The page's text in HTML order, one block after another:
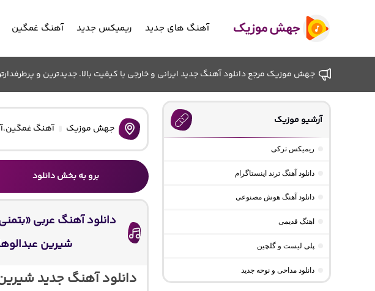
آهنگ های جدید ریمیکس جدید آهنگ غمگین
جهش موزیک مرجع دانلود آهنگ جدید ایرانی و خارجی با کیفیت بالا. جدیدترین و
جهش موزیک آهنگ غمگین،
برو به بخش دانلود
دانلود آهنگ عربی
شیرین
دانلود آهنگ جدید
آرشیو موزیک
ریمیکس ترکی
دانلود آهنگ ترند اینستاگرام
دانلود آهنگ هوش مصنوعی
اهنگ قدیمی
پلی لیست و گلچین
دانلود مداحی و نوحه جدید